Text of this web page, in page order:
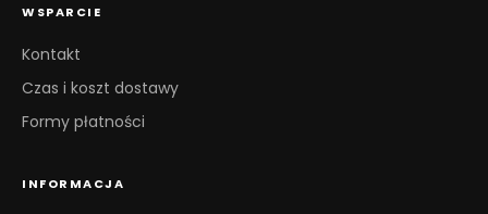
WSPARCIE
Kontakt
Czas i koszt dostawy
Formy płatności
INFORMACJA